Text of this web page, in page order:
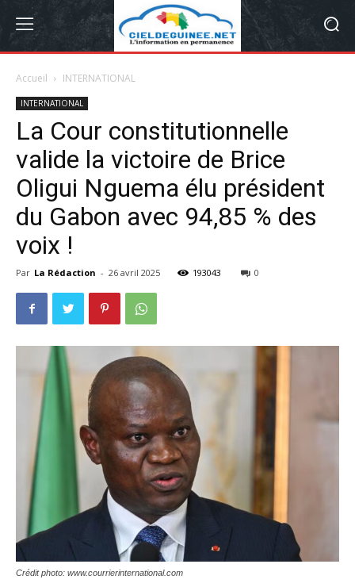
Accueil INTERNATIONAL
INTERNATIONAL
La Cour constitutionnelle
valide la victoire de Brice
Oligui Nguema élu président
du Gabon avec 94,85 % des
voix !
Par La Rédaction - 26 avril 2025 193043 0
Crédit photo: www.courrierinternational.com